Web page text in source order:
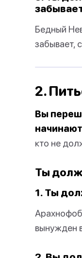
Бедный
забывает,
2.
Вы
кто не
Ты
1. Ты
вынужден